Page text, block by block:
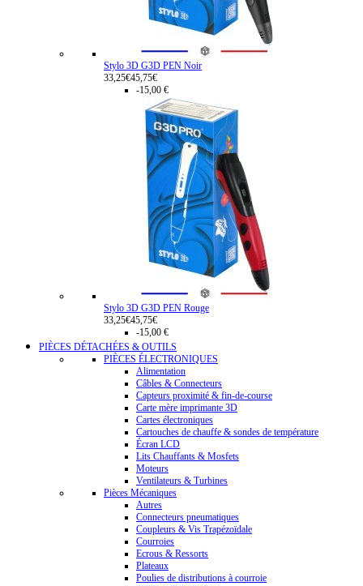
Stylo 3D G3D PEN Noir
33,25€45,75€
-15,00 €
Stylo 3D G3D PEN Rouge
33,25€45,75€
-15,00 €
PIÈCES DÉTACHÉES & OUTILS
PIÈCES ÉLECTRONIQUES
Alimentation
Câbles & Connecteurs
Capteurs proximité & fin-de-course
Carte mère imprimante 3D
Cartes électroniques
Cartouches de chauffe & sondes de température
Écran LCD
Lits Chauffants & Mosfets
Moteurs
Ventilateurs & Turbines
Pièces Mécaniques
Autres
Connecteurs pneumatiques
Coupleurs & Vis Trapézoïdale
Courroies
Ecrous & Ressorts
Plateaux
Poulies de distributions à courroie